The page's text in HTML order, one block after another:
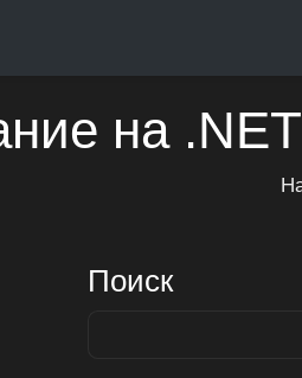
на .NET
Поиск